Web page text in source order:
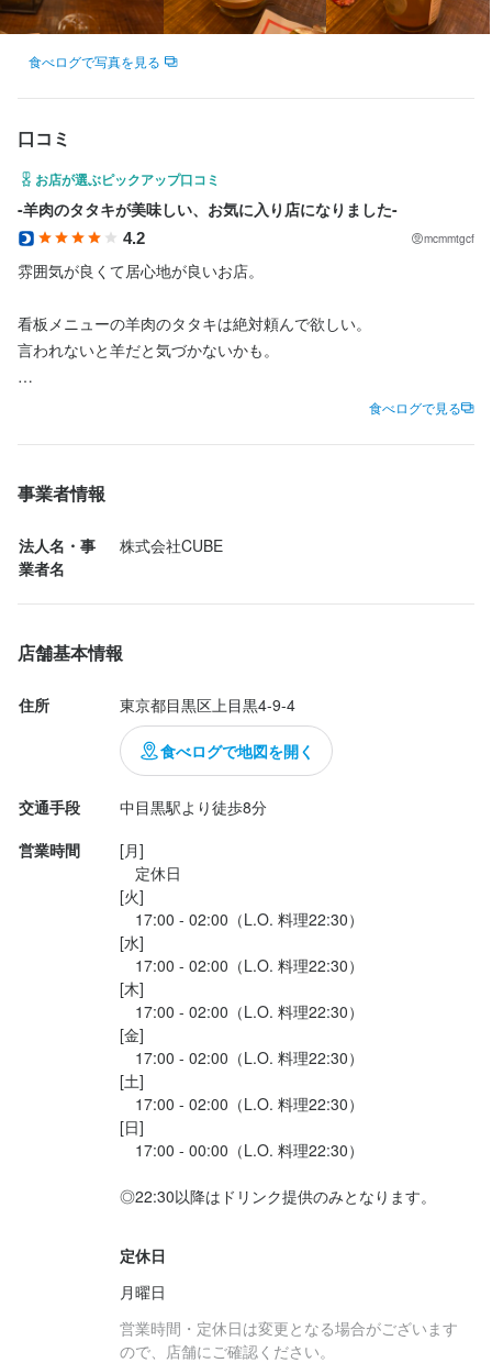
食べログで写真を見る
口コミ
お店が選ぶピックアップ口コミ
-羊肉のタタキが美味しい、お気に入り店になりました-
4.2 mcmmtgcf
雰囲気が良くて居心地が良いお店。
看板メニューの羊肉のタタキは絶対頼んで欲しい。
言われないと羊だと気づかないかも。
ラムチョップやラムウンセンも食べてみたかったな。
食べログで見る
事業者情報
法人名・事
業者名
株式会社CUBE
店舗基本情報
住所 東京都目黒区上目黒4-9-4
食べログで地図を開く
交通手段
中目黒駅より徒歩8分
営業時間
[月]
定休日
[火]
17:00 - 02:00（L.O. 料理22:30）
[水]
17:00 - 02:00（L.O. 料理22:30）
[木]
17:00 - 02:00（L.O. 料理22:30）
[金]
17:00 - 02:00（L.O. 料理22:30）
[土]
17:00 - 02:00（L.O. 料理22:30）
[日]
17:00 - 00:00（L.O. 料理22:30）
◎22:30以降はドリンク提供のみとなります。
定休日
月曜日
営業時間・定休日は変更となる場合がございます
ので、店舗にご確認ください。
店名
勤務地
法人名・事業者名
株式会社CUBE
最終更新日2023/01/19
法人名・事業者名
株式会社CUBE
最終更新日2023/01/19
法人名・事業者名
株式会社CUBE
法人名・事業者名
株式会社CUBE
最終更新日2023/01/19